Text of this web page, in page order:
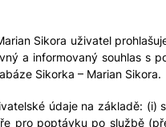
Sikora uživatel
a informovaný souhlas s
Sikorka – Marian Sikora.
údaje na základě:
pro poptávku po službě